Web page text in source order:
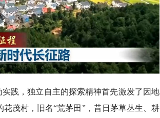
践，独立自主的探索精神首先激发了因地
茂村，旧名“荒茅田”，昔日茅草丛生、耕